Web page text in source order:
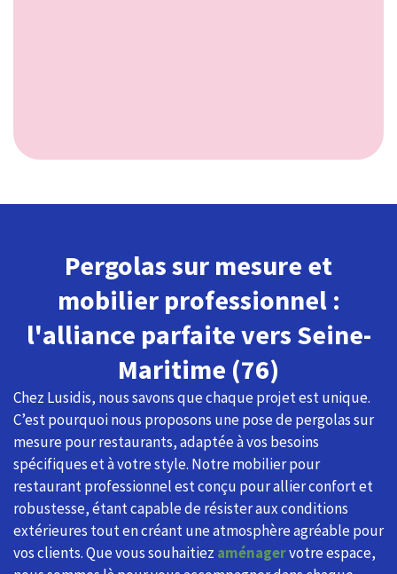
Pergolas sur mesure et
mobilier professionnel :
l'alliance parfaite vers Seine-
Maritime (76)
Chez Lusidis, nous savons que chaque projet est unique.
C’est pourquoi nous proposons une pose de pergolas sur
mesure pour restaurants, adaptée à vos besoins
spécifiques et à votre style. Notre mobilier pour
restaurant professionnel est conçu pour allier confort et
robustesse, étant capable de résister aux conditions
extérieures tout en créant une atmosphère agréable pour
vos clients. Que vous souhaitiez aménagervotre espace,